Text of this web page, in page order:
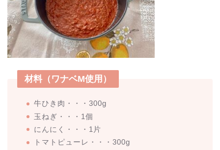
材料（ワナベM使用）
牛ひき肉・・・300g
玉ねぎ・・・1個
にんにく・・・1片
トマトピューレ・・・300g